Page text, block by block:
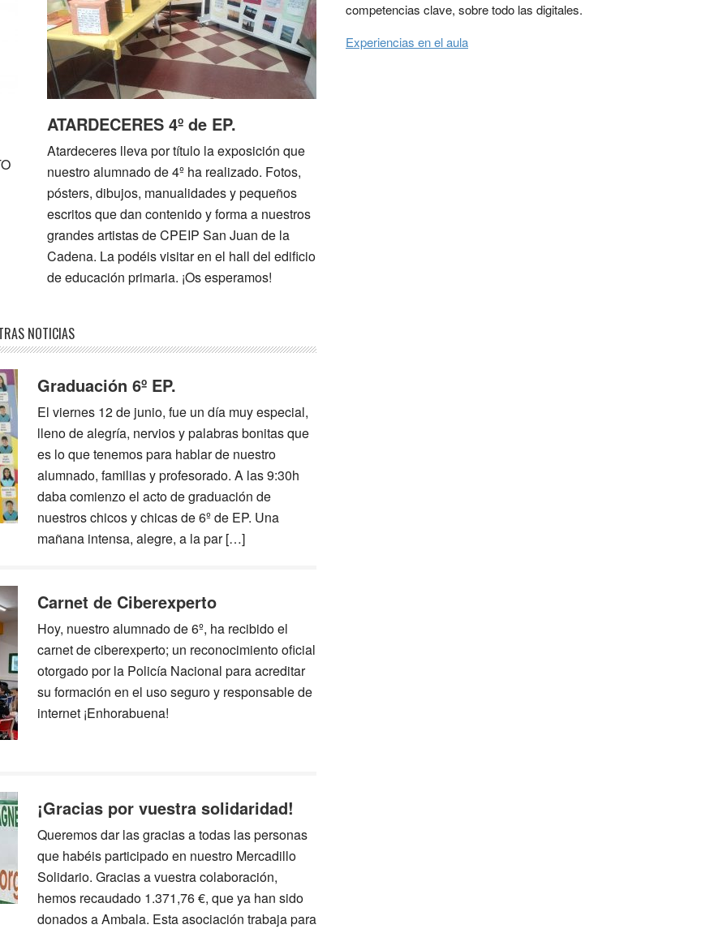
ATARDECERES 4º de EP.
Atardeceres lleva por título la exposición que
nuestro alumnado de 4º ha realizado. Fotos,
pósters, dibujos, manualidades y pequeños
escritos que dan contenido y forma a nuestros
grandes artistas de CPEIP San Juan de la
Cadena. La podéis visitar en el hall del edificio
de educación primaria. ¡Os esperamos!
NOTICIAS
Graduación 6º EP.
El viernes 12 de junio, fue un día muy especial,
lleno de alegría, nervios y palabras bonitas que
es lo que tenemos para hablar de nuestro
alumnado, familias y profesorado. A las 9:30h
daba comienzo el acto de graduación de
nuestros chicos y chicas de 6º de EP. Una
mañana intensa, alegre, a la par […]
Carnet de Ciberexperto
Hoy, nuestro alumnado de 6º, ha recibido el
carnet de ciberexperto; un reconocimiento oficial
otorgado por la Policía Nacional para acreditar
su formación en el uso seguro y responsable de
internet ¡Enhorabuena!
¡Gracias por vuestra solidaridad!
Queremos dar las gracias a todas las personas
que habéis participado en nuestro Mercadillo
Solidario. Gracias a vuestra colaboración,
hemos recaudado 1.371,76 €, que ya han sido
donados a Ambala. Esta asociación trabaja para
competencias clave, sobre todo las digitales.
Experiencias en el aula